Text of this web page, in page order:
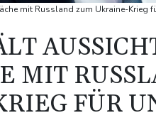
mit Russland zum Ukraine-Krieg
MIT
FÜR